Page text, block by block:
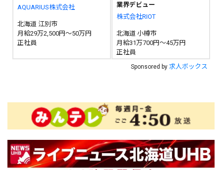
AQUARIUS株式会社
北海道 江別市
月給29万2,500円～50万円
正社員
業界デビュー
株式会社RIOT
北海道 小樽市
月給31万700円～45万円
正社員
Sponsored by 求人ボックス